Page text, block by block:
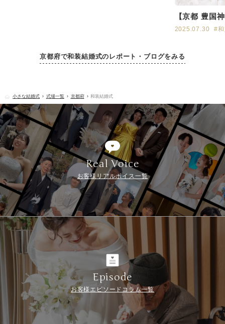
京都府で和装結婚式のレポート・ブログをみる
【京都 豊国
2025.07.30 #
小さな結婚式 式場一覧 京都府 和装結婚式
Real Voice
お客様リアルボイス一覧
Episode
お客様エピソードコラム一覧